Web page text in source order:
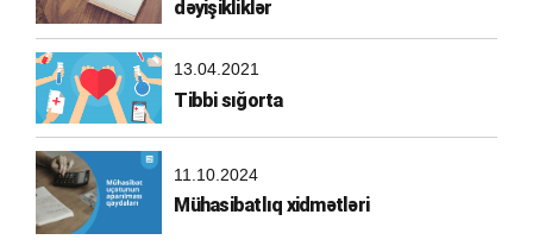
dəyişikliklər
13.04.2021
Tibbi sığorta
11.10.2024
Mühasibatlıq xidmətləri